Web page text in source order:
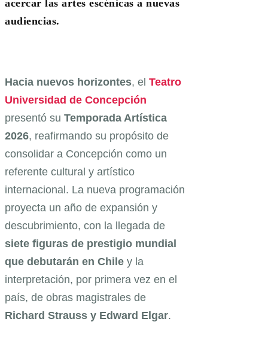
acercar las artes escénicas a nuevas
audiencias.
Hacia nuevos horizontes, el Teatro
Universidad de Concepción
presentó su Temporada Artística
2026, reafirmando su propósito de
consolidar a Concepción como un
referente cultural y artístico
internacional. La nueva programación
proyecta un año de expansión y
descubrimiento, con la llegada de
siete figuras de prestigio mundial
que debutarán en Chile y la
interpretación, por primera vez en el
país, de obras magistrales de
Richard Strauss y Edward Elgar.